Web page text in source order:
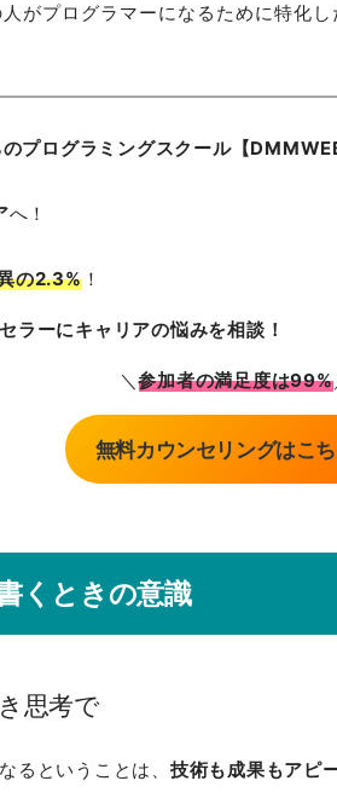
がプログラマーになるために特化
プログラミングスクール【
へ！
の2.3%！
ラーにキャリアの悩みを相談！
＼参加者の満足度は99%
無料カウンセリングはこち
くときの意識
思考で
るということは、 技術も成果もアピ